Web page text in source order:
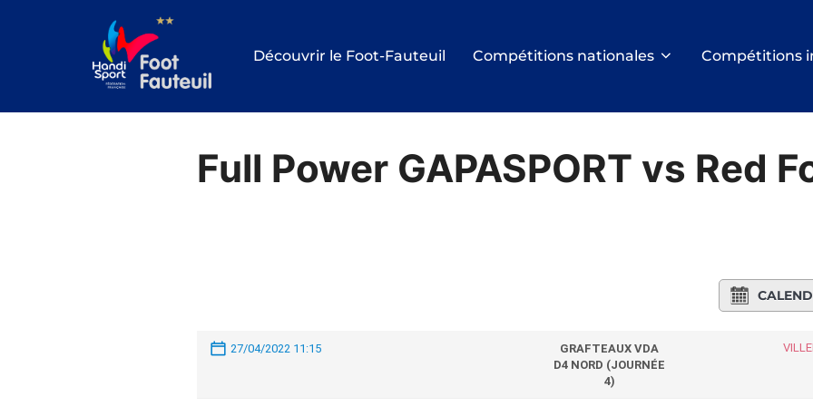
Découvrir le Foot-Fauteuil Compétitions nationales Compétitions
Full Power GAPASPORT vs Red
27/04/2022 11:15
GRAFTEAUX VDA
D4 NORD (JOURNÉE
4)